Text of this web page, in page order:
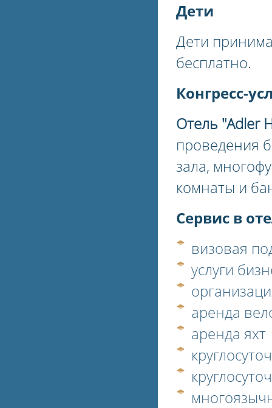
Дети
Дети
бесплатно.
Конгресс-
Отель "Adler
проведения
зала,
комнаты и
Сервис в
визовая
услуги
аренда
аренда яхт